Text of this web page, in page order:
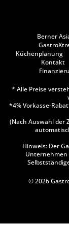
Berner
Küchenplanung
Kontakt
* Alle Preise
*4% Vorkasse-
(Nach Auswahl der
Hinweis: Der
Unternehmen
© 2026